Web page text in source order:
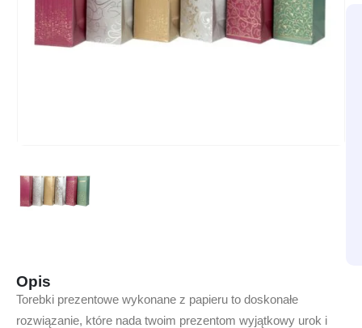
Opis
Torebki prezentowe wykonane z papieru to doskonałe
rozwiązanie, które nada twoim prezentom wyjątkowy urok i